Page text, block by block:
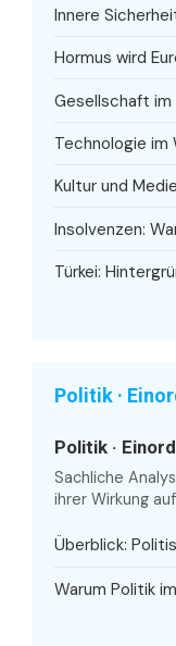
Innere
Hormus wird
Gesellschaft im
Technologie im
Kultur und
Insolvenzen:
Türkei:
Politik ·
Politik ·
Sachliche
ihrer Wirkung
Überblick:
Warum Politik